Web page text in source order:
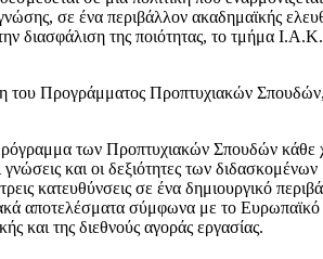
σε ένα περιβάλλον ακαδημαϊκής
διασφάλιση της ποιότητας, το τμήμα
Προγράμματος Προπτυχιακών
των Προπτυχιακών Σπουδών κάθε
και οι δεξιότητες των
κατευθύνσεις σε ένα δημιουργικό
αποτελέσματα σύμφωνα με το
και της διεθνούς αγοράς εργασίας.